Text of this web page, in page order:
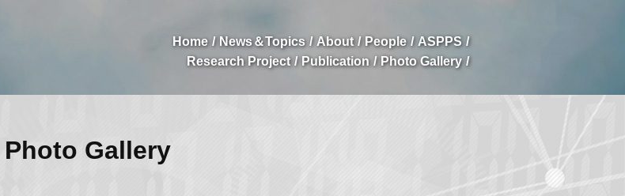
Home News＆Topics About People
ASPPS
Research Project
Publication Photo Gallery
Photo Gallery